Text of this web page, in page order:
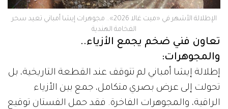
الإطلالة الأشهر في «ميت غالا 2026».. مجوهرات إيشا أمباني تعيد سحر
الفخامة الهندية
تعاون فني ضخم يجمع الأزياء..
والمجوهرات:
إطلالة إيشا أمباني لم تتوقف عند القطعة التاريخية، بل
تحولت إلى عرض بصري متكامل، جمع بين الأزياء
الراقية، والمجوهرات الفاخرة. فقد حمل الفستان توقيع